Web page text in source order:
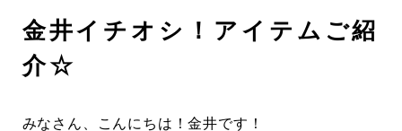
金井イチオシ！アイテムご紹
介☆
みなさん、こんにちは！金井です！